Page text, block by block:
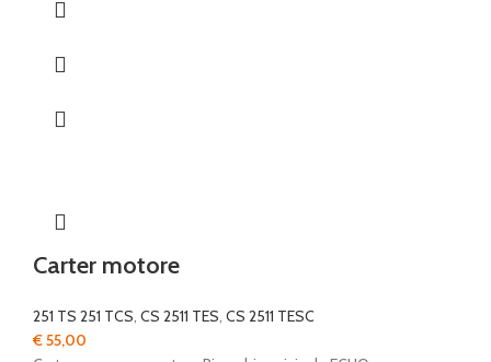
Carter motore
251 TS 251 TCS, CS 2511 TES, CS 2511 TESC
€55,00